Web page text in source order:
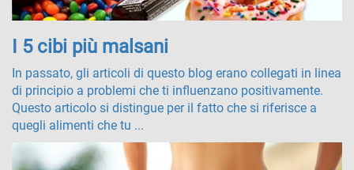
I 5 cibi più malsani
In passato, gli articoli di questo blog erano collegati in linea
di principio a problemi che ti influenzano positivamente.
Questo articolo si distingue per il fatto che si riferisce a
quegli alimenti che tu ...